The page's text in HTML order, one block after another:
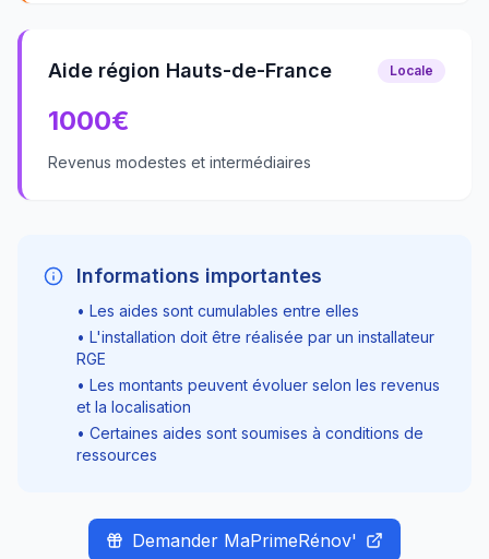
Aide région Hauts-de-France Locale
1000€
Revenus modestes et intermédiaires
Informations importantes
• Les aides sont cumulables entre elles
• L'installation doit être réalisée par un installateur
RGE
• Les montants peuvent évoluer selon les revenus
et la localisation
• Certaines aides sont soumises à conditions de
ressources
Demander MaPrimeRénov'